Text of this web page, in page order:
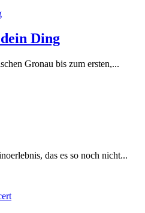
Ding
Gronau bis zum ersten,...
das es so noch nicht...